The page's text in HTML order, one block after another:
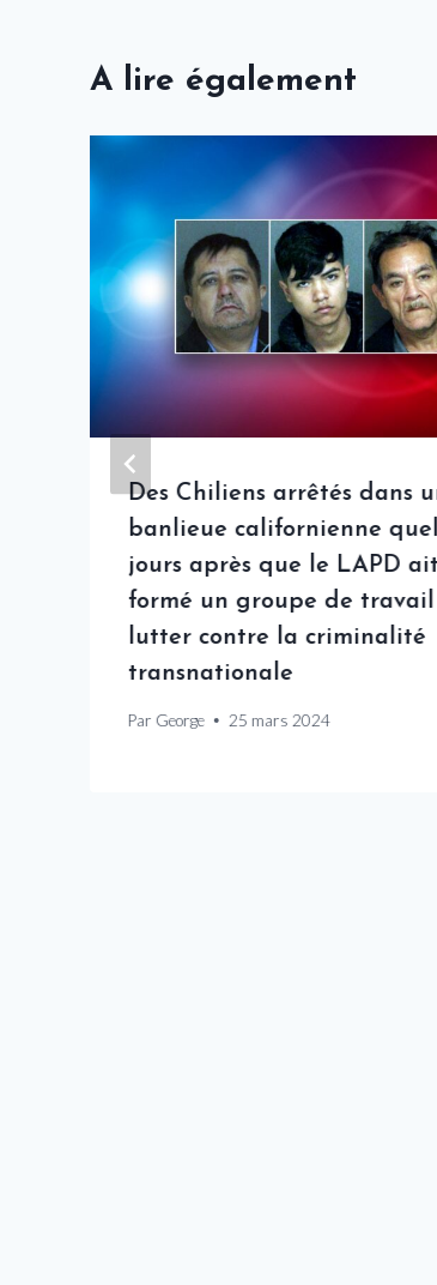
A lire également
Des Chiliens arrêtés dans
banlieue californienne
jours après que le LAPD ait
formé un groupe de
lutter contre la criminalité
transnationale
Par George 25 mars 2024